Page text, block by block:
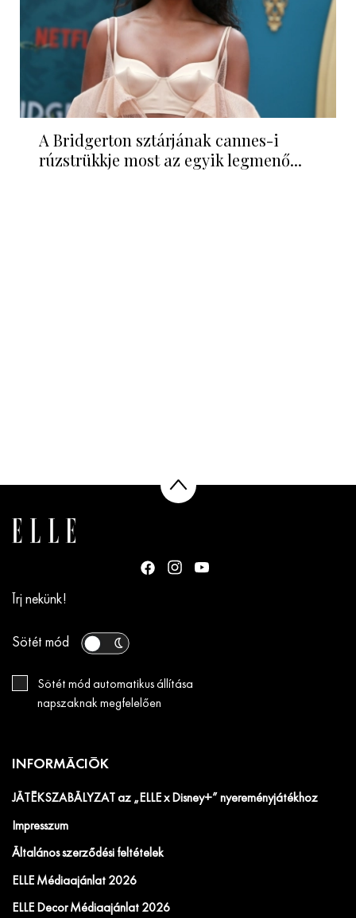
A Bridgerton sztárjának cannes-i
rúzstrükkje most az egyik legmenő...
Írj nekünk!
Sötét mód
Sötét mód automatikus állítása
napszaknak megfelelően
INFORMÁCIÓK
JÁTÉKSZABÁLYZAT az „ELLE x Disney+” nyereményjátékhoz
Impresszum
Általános szerződési feltételek
ELLE Médiaajánlat 2026
ELLE Decor Médiaajánlat 2026